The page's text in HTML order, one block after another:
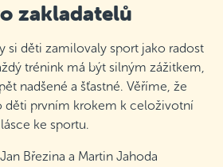
zakladatelů
si děti zamilovaly sport jako radost
trénink má být silným zážitkem,
nadšené a šťastné. Věříme, že
děti prvním krokem k celoživotní
lásce ke sportu.
Březina a Martin Jahoda